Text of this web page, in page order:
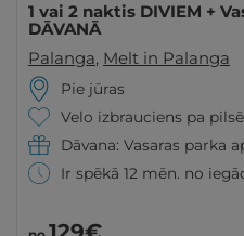
1 vai 2 naktis DIVIEM +
DĀVANĀ
Palanga, Melt in Palanga
Pie jūras
Velo izbrauciens pa
Dāvana: Vasaras parka
Ir spēkā 12 mēn. no